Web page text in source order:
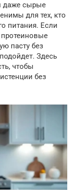
даже сырые
для тех, кто
питания. Если
пасту без
Здесь
чтобы
без